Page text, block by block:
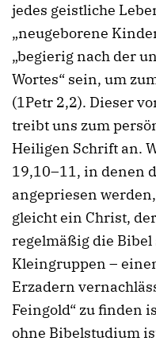
jedes geistliche
„neugeborene
„begierig nach der
Wortes“ sein, um
(1Petr 2,2). Dieser
treibt uns zum
Heiligen Schrift an.
19,10–11, in denen
angepriesen
gleicht ein Christ,
regelmäßig die
Kleingruppen –
Erzadern
Feingold“ zu finden
ohne Bibelstudium